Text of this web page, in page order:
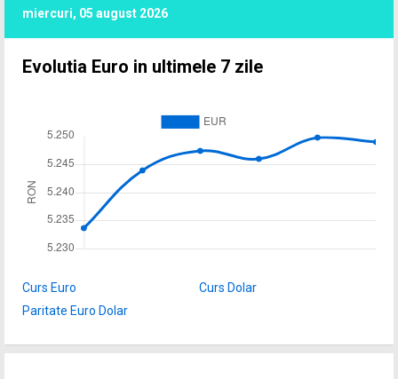
miercuri, 05 august 2026
Evolutia Euro in ultimele 7 zile
Curs Euro
Curs Dolar
Paritate Euro Dolar